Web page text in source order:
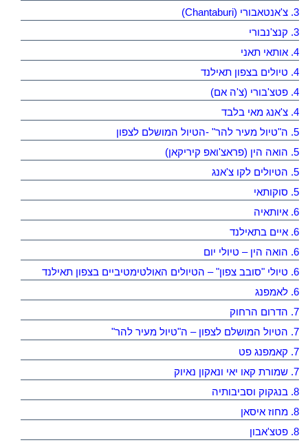
3. צ'אנטאבורי (Chantaburi)
3. קנצ'נבורי
4. אותאי תאני
4. טיולים בצפון תאילנד
4. פטצ'בורי (צ'ה אם)
4. צ'אנג מאי בלבד
5. ה"טיול מעיר להר" -הטיול המושלם לצפון
5. הואה הין (פראצ'ואפ קיריקאן)
5. הטיולים לקו צ'אנג
5. סוקותאי
6. איותאיה
6. איים בתאילנד
6. הואה הין – טיולי יום
6. טיולי "סובב צפון" – הטיולים האולטימטיביים בצפון תאילנד
6. לאמפנג
7. הדרום הרחוק
7. הטיול המושלם לצפון – ה"טיול מעיר להר"
7. קאמפנג פט
7. שמורת קאו יאי ונאקון נאיוק
8. בנגקוק וסביבותיה
8. מחוז איסאן
8. פטצ'אבון